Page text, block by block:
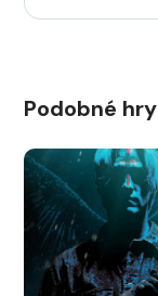
Podobné hry